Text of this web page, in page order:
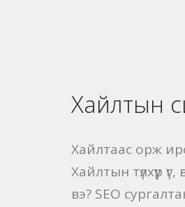
Хайлтын
Хайлтаас орж
Хайлтын түлхүүр
вэ? SEO